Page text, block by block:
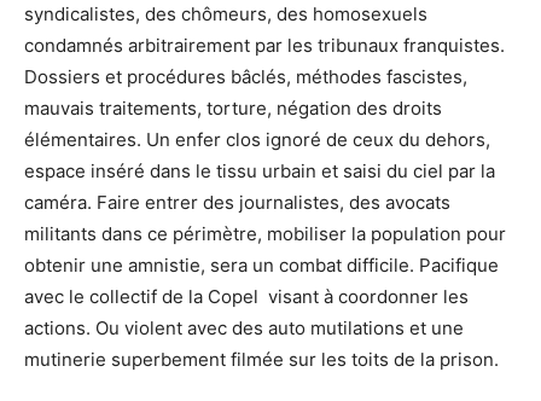
syndicalistes, des chômeurs, des homosexuels
condamnés arbitrairement par les tribunaux franquistes.
Dossiers et procédures bâclés, méthodes fascistes,
mauvais traitements, torture, négation des droits
élémentaires. Un enfer clos ignoré de ceux du dehors,
espace inséré dans le tissu urbain et saisi du ciel par la
caméra. Faire entrer des journalistes, des avocats
militants dans ce périmètre, mobiliser la population pour
obtenir une amnistie, sera un combat difficile. Pacifique
avec le collectif de la Copel visant à coordonner les
actions. Ou violent avec des auto mutilations et une
mutinerie superbement filmée sur les toits de la prison.